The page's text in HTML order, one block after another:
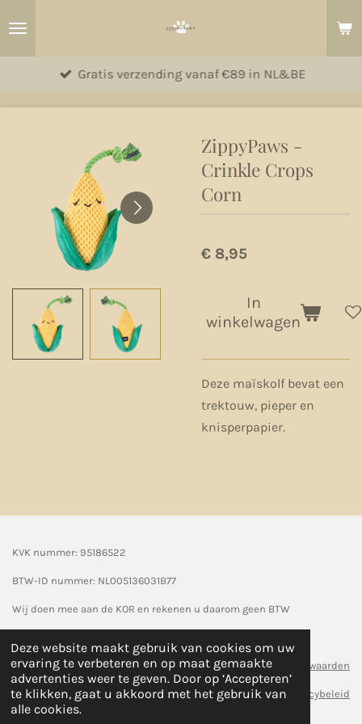
Deze website maakt gebruik van cookies om uw
ervaring te verbeteren en op maat gemaakte
advertenties weer te geven. Door op ‘Accepteren’
te klikken, gaat u akkoord met het gebruik van
alle cookies.
hoofdinhoud
Gratis verzending vanaf €89 in NL&BE
ZippyPaws -
Crinkle Crops
Corn
€ 8,95
In
winkelwagen
Deze maïskolf bevat een
trektouw, pieper en
knisperpapier.
KVK nummer: 95186522
BTW-ID nummer: NL005136031B77
Wij doen mee aan de KOR en rekenen u daarom geen BTW
Algemene voorwaarden
Privacybeleid